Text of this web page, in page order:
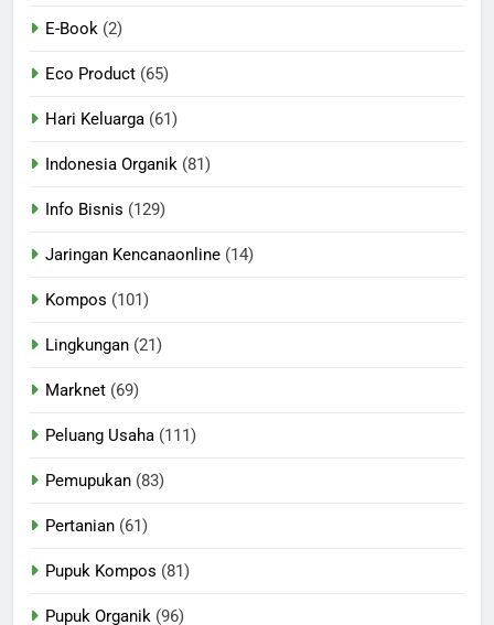
E-Book (2)
Eco Product (65)
Hari Keluarga (61)
Indonesia Organik (81)
Info Bisnis (129)
Jaringan Kencanaonline (14)
Kompos (101)
Lingkungan (21)
Marknet (69)
Peluang Usaha (111)
Pemupukan (83)
Pertanian (61)
Pupuk Kompos (81)
Pupuk Organik (96)